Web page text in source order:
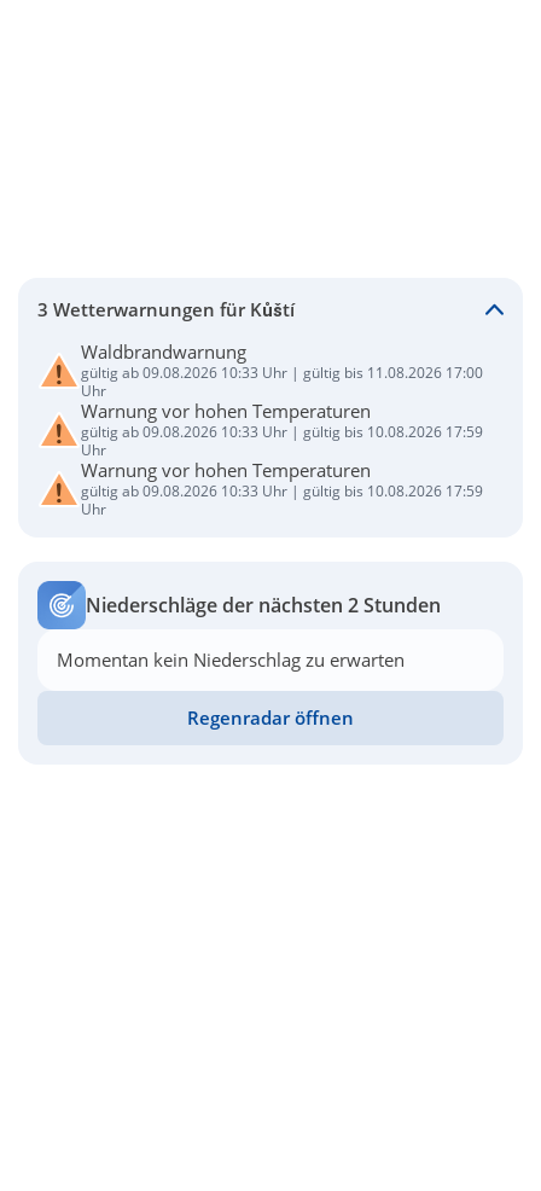
3 Wetterwarnungen für Kůští
Waldbrandwarnung
gültig ab 09.08.2026 10:33 Uhr | gültig bis 11.08.2026 17:00
Uhr
Warnung vor hohen Temperaturen
gültig ab 09.08.2026 10:33 Uhr | gültig bis 10.08.2026 17:59
Uhr
Warnung vor hohen Temperaturen
gültig ab 09.08.2026 10:33 Uhr | gültig bis 10.08.2026 17:59
Uhr
Niederschläge der nächsten 2 Stunden
Momentan kein Niederschlag zu erwarten
Regenradar öffnen